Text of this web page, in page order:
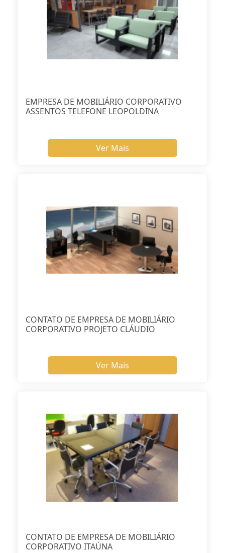
EMPRESA DE MOBILIÁRIO CORPORATIVO
ASSENTOS TELEFONE LEOPOLDINA
Ver Mais
CONTATO DE EMPRESA DE MOBILIÁRIO
CORPORATIVO PROJETO CLÁUDIO
Ver Mais
CONTATO DE EMPRESA DE MOBILIÁRIO
CORPORATIVO ITAÚNA